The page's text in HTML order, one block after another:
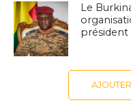
Le
président